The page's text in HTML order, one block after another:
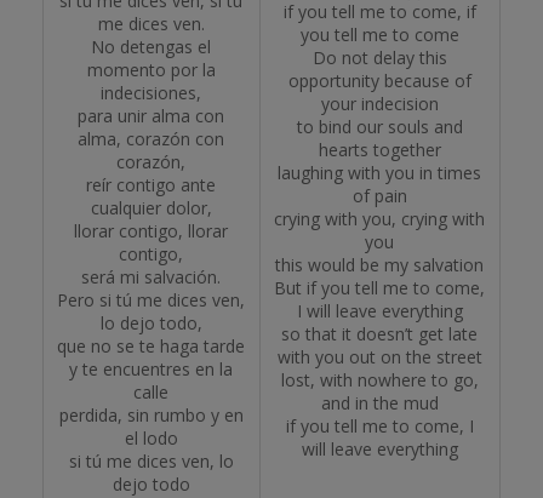
me dices ven.
No detengas el
momento por la
indecisiones,
para unir alma con
alma, corazón con
corazón,
reír contigo ante
cualquier dolor,
llorar contigo, llorar
contigo,
será mi salvación.
Pero si tú me dices ven,
lo dejo todo,
que no se te haga tarde
y te encuentres en la
calle
perdida, sin rumbo y en
el lodo
si tú me dices ven, lo
dejo todo
if you tell me to come, if
you tell me to come
Do not delay this
opportunity because of
your indecision
to bind our souls and
hearts together
laughing with you in times
of pain
crying with you, crying with
you
this would be my salvation
But if you tell me to come,
I will leave everything
so that it doesn’t get late
with you out on the street
lost, with nowhere to go,
and in the mud
if you tell me to come, I
will leave everything